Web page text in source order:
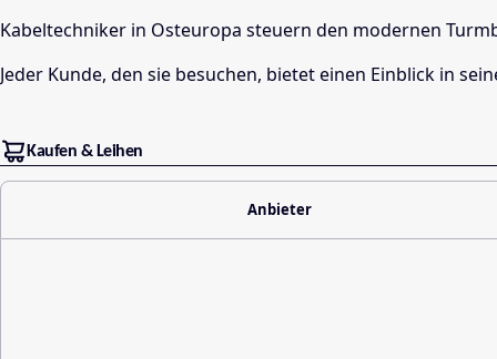
Kabeltechniker in Osteuropa steuern den modernen
Jeder Kunde, den sie besuchen, bietet einen Einblick in
Kaufen & Leihen
Anbieter